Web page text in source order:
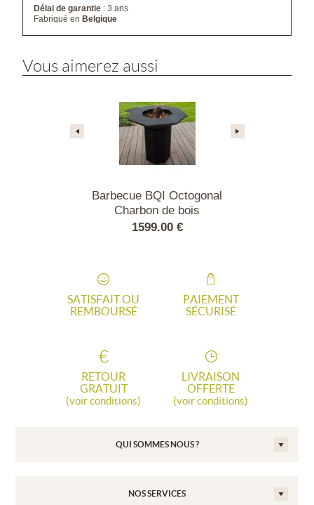
Délai de garantie : 3 ans
Fabriqué enBelgique
Vous aimerez aussi
Barbecue BQI Octogonal
Charbon de bois
1599.00 €
SATISFAIT OU
REMBOURSÉ
PAIEMENT
SÉCURISÉ
RETOUR
GRATUIT
(voir conditions)
LIVRAISON
OFFERTE
(voir conditions)
QUI SOMMES NOUS ?
NOS SERVICES